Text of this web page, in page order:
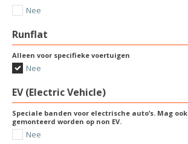
Nee
Runflat
Alleen voor specifieke voertuigen
Nee
EV (Electric Vehicle)
Speciale banden voor electrische auto’s. Mag ook
gemonteerd worden op non EV.
Nee